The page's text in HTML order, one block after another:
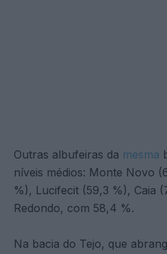
Outras albufeiras da mesma
níveis médios: Monte Novo
%), Lucifecit (59,3 %), Caia
Redondo, com 58,4 %.
Na bacia do Tejo, que